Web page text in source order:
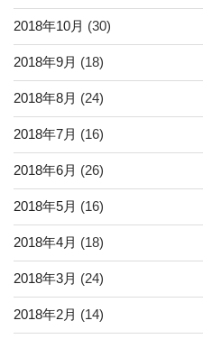
2018年10月 (30)
2018年9月 (18)
2018年8月 (24)
2018年7月 (16)
2018年6月 (26)
2018年5月 (16)
2018年4月 (18)
2018年3月 (24)
2018年2月 (14)